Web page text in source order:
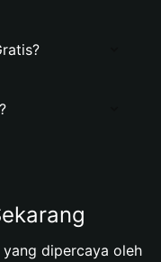
dipercaya oleh